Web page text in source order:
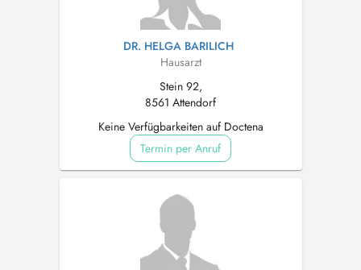
DR. HELGA BARILICH
Hausarzt
Stein 92,
8561 Attendorf
Keine Verfügbarkeiten auf Doctena
Termin per Anruf